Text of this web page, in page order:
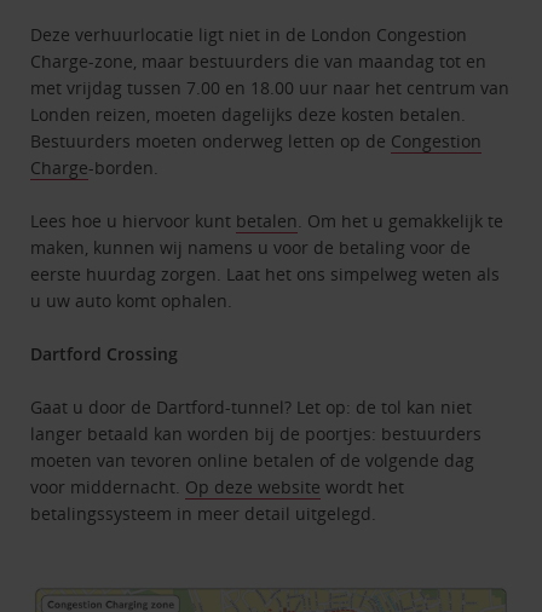
Deze verhuurlocatie ligt niet in de London Congestion
Charge-zone, maar bestuurders die van maandag tot en
met vrijdag tussen 7.00 en 18.00 uur naar het centrum van
Londen reizen, moeten dagelijks deze kosten betalen.
Bestuurders moeten onderweg letten op de Congestion
Charge-borden.
Lees hoe u hiervoor kunt betalen . Om het u gemakkelijk te
maken, kunnen wij namens u voor de betaling voor de
eerste huurdag zorgen. Laat het ons simpelweg weten als
u uw auto komt ophalen.
Dartford Crossing
Gaat u door de Dartford-tunnel? Let op: de tol kan niet
langer betaald kan worden bij de poortjes: bestuurders
moeten van tevoren online betalen of de volgende dag
voor middernacht. Op deze website wordt het
betalingssysteem in meer detail uitgelegd.